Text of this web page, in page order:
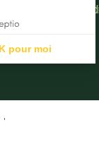
pour moi
de gérer vos
Tourisme &